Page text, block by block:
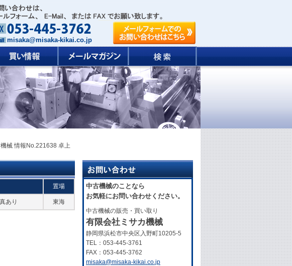
misaka@misaka-kikai.co.jp
械 情報No.221638 卓上
置場
あり 東海
中古機械のことなら
お気軽にお問い合わせください。
中古機械の販売・買い取り
有限会社ミサカ機械
静岡県浜松市中央区入野町10205-5
TEL：053-445-3761
FAX：053-445-3762
misaka@misaka-kikai.co.jp